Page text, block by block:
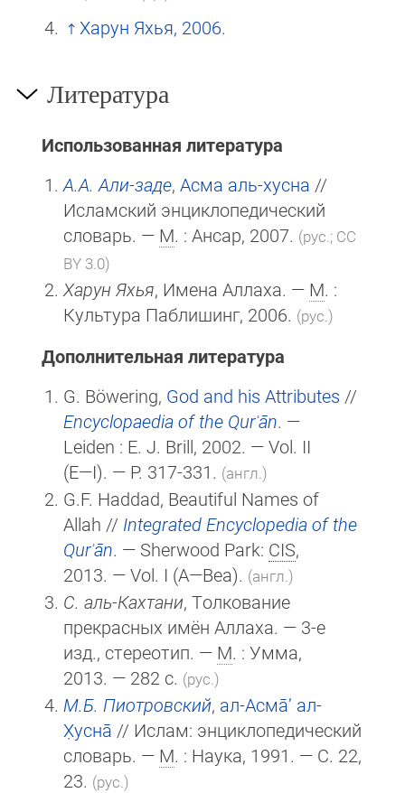
Харун Яхья, 2006.
Литература
Использованная литература
А.А. Али-заде, Асма аль-хусна //
Исламский энциклопедический
словарь. — М. : Ансар, 2007. (рус.; CC
BY 3.0)
Харун Яхья, Имена Аллаха. — М. :
Культура Паблишинг, 2006. (рус.)
Дополнительная литература
G. Böwering, God and his Attributes //
Encyclopaedia of the Qurʾān. —
Leiden : E. J. Brill, 2002. — Vol. II
(E—I). — P. 317-331. (англ.)
G.F. Haddad, Beautiful Names of
Allah // Integrated Encyclopedia of the
Qurʾān. — Sherwood Park: CIS,
2013. — Vol. I (A—Bea). (англ.)
С. аль-Кахтани, Толкование
прекрасных имён Аллаха. — 3-е
изд., стереотип. — М. : Умма,
2013. — 282 с. (рус.)
М.Б. Пиотровский, ал-Асма̄’ ал-
Х̣усна̄ // Ислам: энциклопедический
словарь. — М. : Наука, 1991. — С. 22,
23. (рус.)